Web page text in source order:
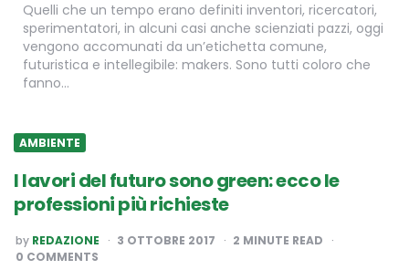
Quelli che un tempo erano definiti inventori, ricercatori,
sperimentatori, in alcuni casi anche scienziati pazzi, oggi
vengono accomunati da un’etichetta comune,
futuristica e intellegibile: makers. Sono tutti coloro che
fanno…
AMBIENTE
I lavori del futuro sono green: ecco le
professioni più richieste
POSTED
BY
by REDAZIONE 3 OTTOBRE 2017 2 MINUTE READ
0 COMMENTS